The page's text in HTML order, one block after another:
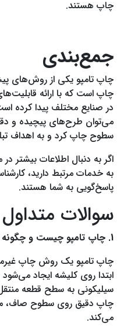
چاپ هستند.
جمع‌بندی
چاپ تامپو یکی از روش‌های
چاپ است که با ارائه
در صنایع مختلف پیدا کرده
می‌توان طرح‌های پیچیده و
سطوح چاپ کرد و به اهداف
اگر به دنبال اطلاعات بیشتر
به خدمات مرتبط دارید،
پاسخ‌گویی به شما هستند.
سوالات متداول
1. چاپ تامپو چیست و چگونه کار می‌کند؟
چاپ تامپو یک روش چاپ
ابتدا روی کلیشه ایجاد
سیلیکونی به سطح قطعه
چاپ دقیق روی سطوح صاف،
می‌کند.